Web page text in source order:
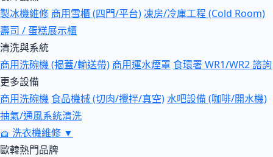
製冰機維修 商用雪櫃 (四門/平台)凍房/冷庫工程 (Cold Room)
壽司 / 蛋糕展示櫃
清洗與系統
商用洗碗機 (揭蓋/輸送帶) 商用運水煙罩 食環署 WR1/WR2 諮詢
更多設備
商用洗碗機 食品機械 (切肉/攪拌/真空)水吧設備 (咖啡/開水機)
抽氣/通風系統清洗
🧺 洗衣機維修 ▼
歐韓熱門品牌